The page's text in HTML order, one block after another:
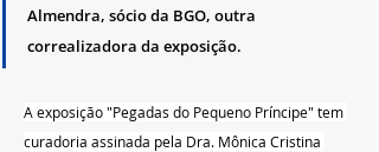
Almendra, sócio da BGO, outra
correalizadora da exposição. ‍ ‎
A exposição "Pegadas do Pequeno Príncipe" tem
curadoria assinada pela Dra. Mônica Cristina